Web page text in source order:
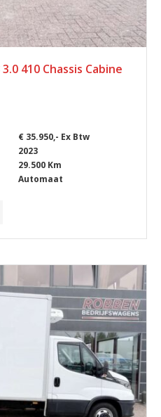
410 Chassis Cabine
€ 35.950,- Ex Btw
2023
29.500 Km
Automaat